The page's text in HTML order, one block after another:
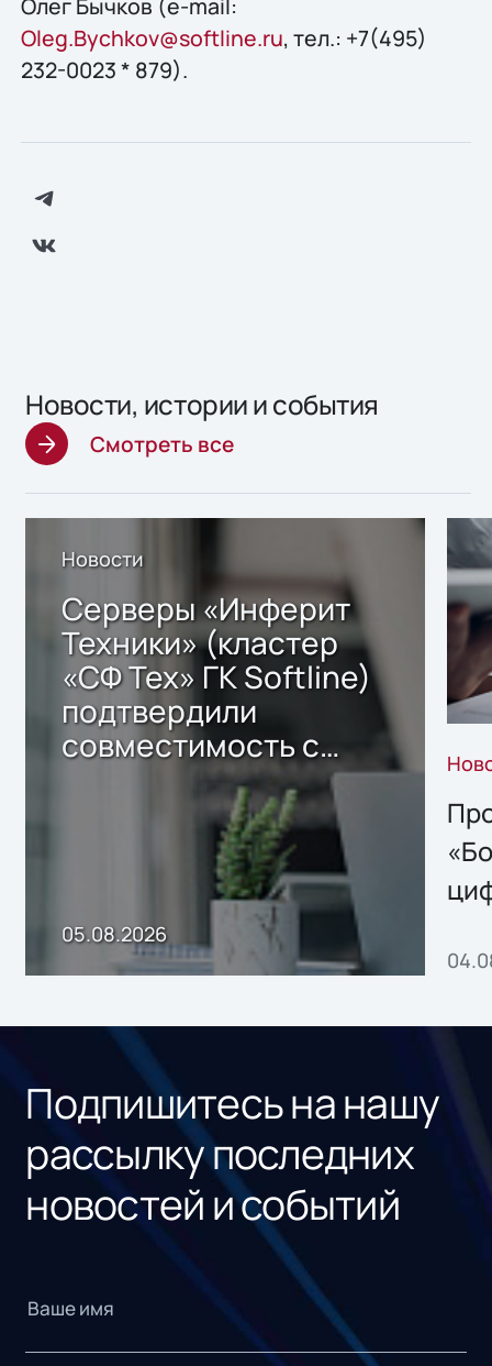
Олег Бычков (e-mail:
Oleg.Bychkov@softline.ru, тел.: +7(495)
232-0023 * 879).
Новости, истории и события
Смотреть все
Новости
Серверы «Инферит
Техники» (кластер
«СФ Тех» ГК Softline)
подтвердили
совместимость с
решением Sharx
Storage 2.x для
хранения данных
05.08.2026
Подпишитесь на нашу
рассылку последних
новостей и событий